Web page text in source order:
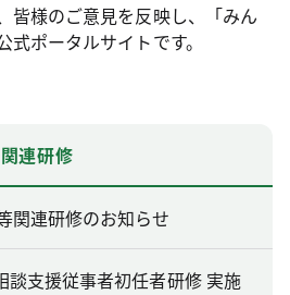
皆様のご意見を反映し、「みん
ポータルサイトです。
連研修
関連研修のお知らせ
談支援従事者初任者研修 実施